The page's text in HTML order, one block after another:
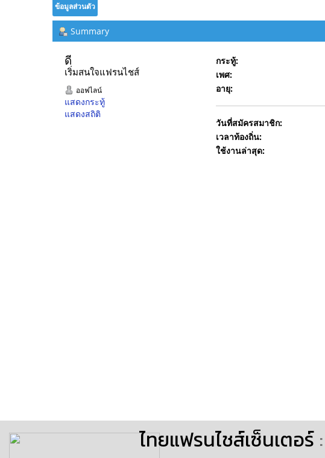
ข้อมูลส่วนตัว
Summary
ดี
เริ่มสนใจแฟรนไชส์
ออฟไลน์
แสดงกระทู้
แสดงสถิติ
กระทู้:
เพศ:
อายุ:
วันที่สมัครสมาชิก:
เวลาท้องถิ่น:
ใช้งานล่าสุด:
ไทยแฟรนไชส์เซ็นเตอร์